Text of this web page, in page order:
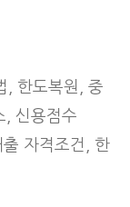
, 한도복원, 중
, 신용점수
자격조건, 한